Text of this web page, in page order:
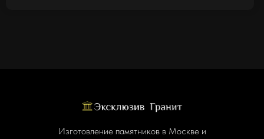
Изготовление памятников в Москве и